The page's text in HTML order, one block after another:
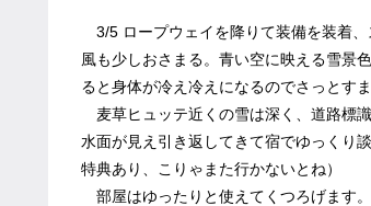
3/5 ロープウェイを降りて装備を装着、
風も少しおさまる。青い空に映える雪景
ると身体が冷え冷えになるのでさっとす
麦草ヒュッテ近くの雪は深く、道路標
水面が見え引き返してきて宿でゆっくり
特典あり、こりゃまた行かないとね）
部屋はゆったりと使えてくつろげます